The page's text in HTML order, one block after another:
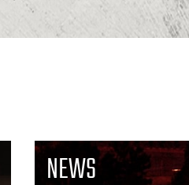
NEWS